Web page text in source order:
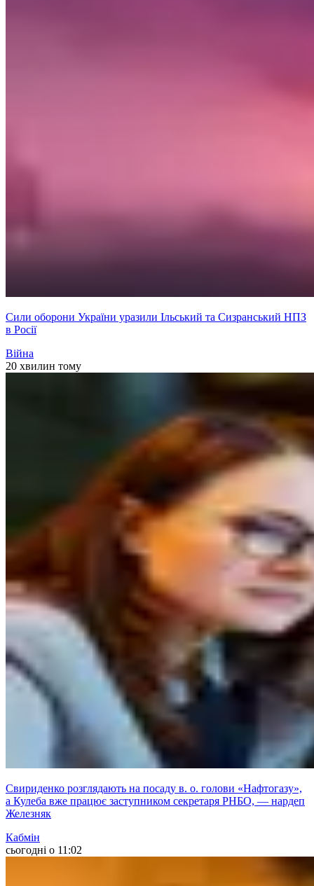
Сили оборони України уразили Ільський та Сизранський НПЗ
в Росії
Війна
20 хвилин тому
Свириденко розглядають на посаду в. о. голови «Нафтогазу»,
а Кулеба вже працює заступником секретаря РНБО, — нардеп
Железняк
Кабмін
сьогодні о 11:02